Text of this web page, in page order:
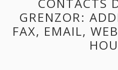
CONTACTS
GRENZOR:
FAX, EMAIL,